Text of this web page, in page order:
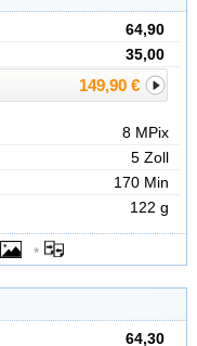
64,90
35,00
149,90 €
8 MPix
5 Zoll
170 Min
122 g
*
64,30